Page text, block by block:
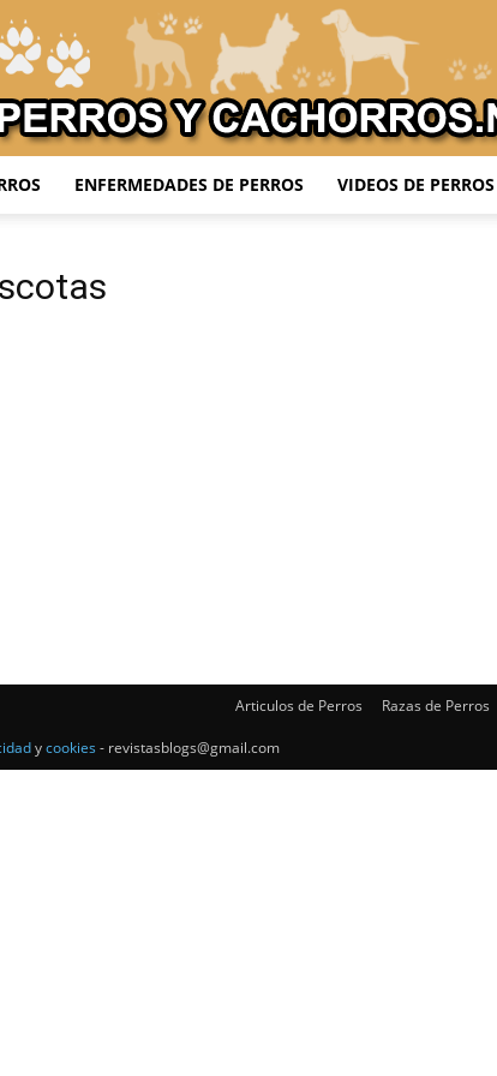
Razas
ENFERMEDADES DE PERROS VIDEOS DE PERROS
Articulos de Perros Razas de Perros
ycookies - revistasblogs@gmail.com